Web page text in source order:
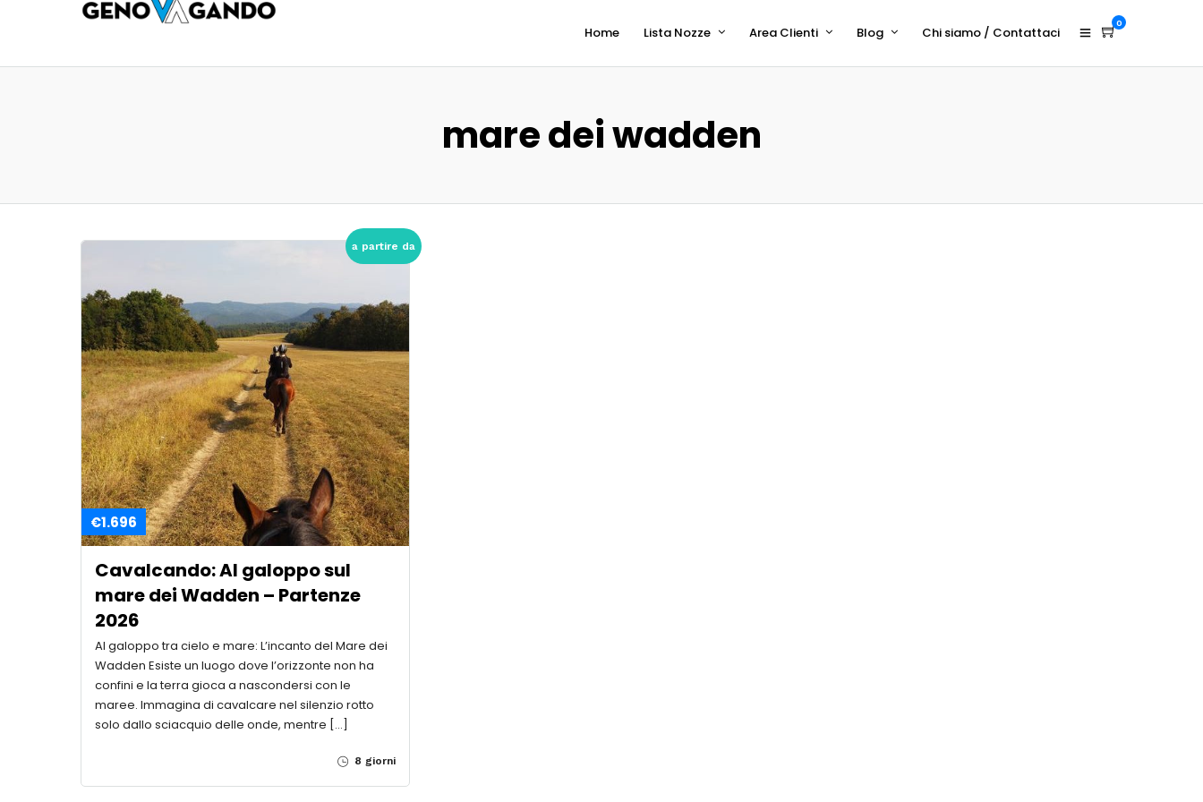
Home Lista Nozze Area Clienti Blog Chi siamo / Contattaci
0
mare dei wadden
a partire da
€1.696
Cavalcando: Al galoppo sul
mare dei Wadden – Partenze
2026
Al galoppo tra cielo e mare: L’incanto del Mare dei
Wadden Esiste un luogo dove l’orizzonte non ha
confini e la terra gioca a nascondersi con le
maree. Immagina di cavalcare nel silenzio rotto
solo dallo sciacquio delle onde, mentre […]
8 giorni